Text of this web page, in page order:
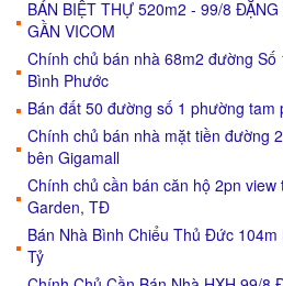
BÁN BIỆT THỰ 520m2 - 99/8
GẦN VICOM
Chính chủ bán nhà 68m2 đường
Bình Phước
Bán đất 50 đường số 1 phường
Chính chủ bán nhà mặt tiền đường
bên Gigamall
Chính chủ cần bán căn hộ 2pn
Garden, TĐ
Bán Nhà Bình Chiểu Thủ Đức
Tỷ